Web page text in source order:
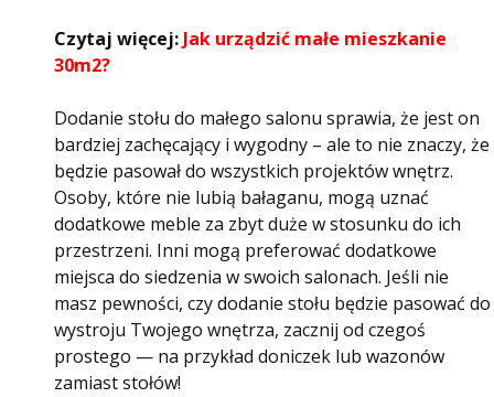
Czytaj więcej:Jak urządzić małe mieszkanie
30m2?
Dodanie stołu do małego salonu sprawia, że ​​jest on
bardziej zachęcający i wygodny – ale to nie znaczy, że
będzie pasował do wszystkich projektów wnętrz.
Osoby, które nie lubią bałaganu, mogą uznać
dodatkowe meble za zbyt duże w stosunku do ich
przestrzeni. Inni mogą preferować dodatkowe
miejsca do siedzenia w swoich salonach. Jeśli nie
masz pewności, czy dodanie stołu będzie pasować do
wystroju Twojego wnętrza, zacznij od czegoś
prostego — na przykład doniczek lub wazonów
zamiast stołów!